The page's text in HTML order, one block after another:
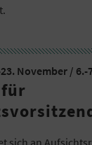
November / 6.-
sich an